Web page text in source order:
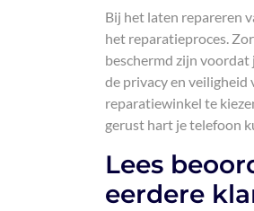
Bij het laten repareren
het reparatieproces.
beschermd zijn voordat
de privacy en veiligheid
reparatiewinkel te
gerust hart je telefoon
Lees
eerdere